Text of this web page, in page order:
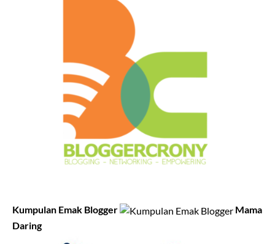
Kumpulan Emak Blogger
Mama
Daring